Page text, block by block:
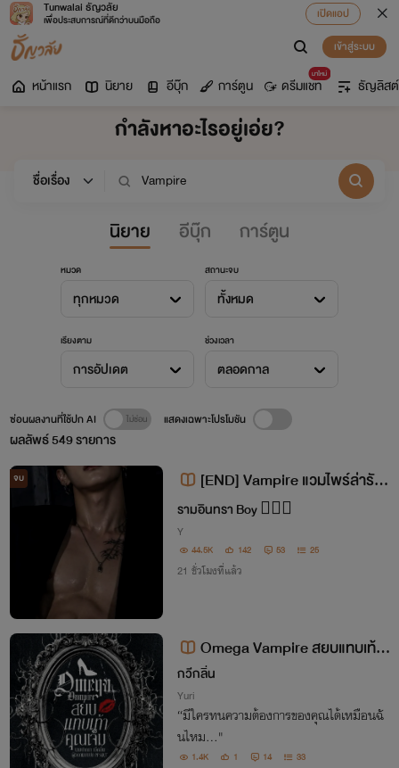
Tunwalai ธัญวลัย
เพื่อประสบการณ์ที่ดีกว่าบนมือถือ
เปิดแอป
เข้าสู่ระบบ
หน้าแรก นิยาย อีบุ๊ก การ์ตูน
มาใหม่
ดรีมแชท ธัญลิสต์
กำลังหาอะไรอยู่เอ่ย?
นิยาย อีบุ๊ก การ์ตูน
หมวด
ทุกหมวด
สถานะจบ
ทั้งหมด
เรียงตาม
การอัปเดต
ช่วงเวลา
ตลอดกาล
ผลลัพธ์549รายการ
ซ่อนผลงานที่ใช้ปก AI แสดงเฉพาะโปรโมชัน
จบ
[END] Vampire แวมไพร์ล่ารัก
[Y][NC]
รามอินทรา Boy 🙋🏻‍♂️
Y
44.5K 142 53 25
21 ชั่วโมงที่แล้ว
Omega Vampire สยบแทบเท้า
คุณเจ็ม [Omegaverse]
กวีกลิ่น
Yuri
“มีใครทนความต้องการของคุณได้เหมือนฉั
นไหม..."
1.4K 1 14 33